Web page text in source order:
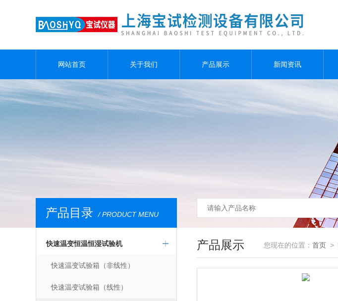
网站首页 关于我们 产品展示 新闻资讯
产品目录 / PRODUCT MENU
快速温变恒温恒湿试验机
快速温变试验箱（非线性）
快速温变试验箱（线性）
产品展示 您现在的位置： 首页 >